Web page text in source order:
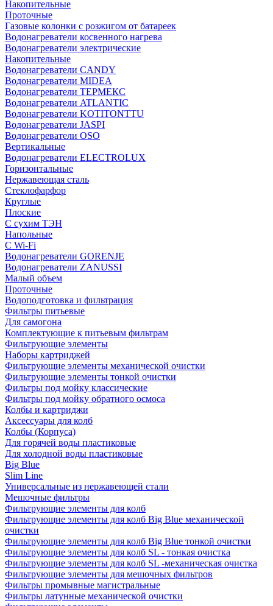
Накопительные
Проточные
Газовые колонки с розжигом от батареек
Водонагреватели косвенного нагрева
Водонагреватели электрические
Накопительные
Водонагреватели CANDY
Водонагреватели MIDEA
Водонагреватели ТЕРМЕКС
Водонагреватели ATLANTIC
Водонагреватели KOTITONTTU
Водонагреватели JASPI
Водонагреватели OSO
Вертикальные
Водонагреватели ELECTROLUX
Горизонтальные
Нержавеющая сталь
Стеклофарфор
Круглые
Плоские
С сухим ТЭН
Напольные
С Wi-Fi
Водонагреватели GORENJE
Водонагреватели ZANUSSI
Малый объем
Проточные
Водоподготовка и фильтрация
Фильтры питьевые
Для самогона
Комплектующие к питьевым фильтрам
Фильтрующие элементы
Наборы картриджей
Фильтрующие элементы механической очистки
Фильтрующие элементы тонкой очистки
Фильтры под мойку классические
Фильтры под мойку обратного осмоса
Колбы и картриджи
Аксессуары для колб
Колбы (Корпуса)
Для горячей воды пластиковые
Для холодной воды пластиковые
Big Blue
Slim Line
Универсальные из нержавеющей стали
Мешочные фильтры
Фильтрующие элементы для колб
Фильтрующие элементы для колб Big Blue механической
очистки
Фильтрующие элементы для колб Big Blue тонкой очистки
Фильтрующие элементы для колб SL - тонкая очистка
Фильтрующие элементы для колб SL -механическая очистка
Фильтрующие элементы для мешочных фильтров
Фильтры промывные магистральные
Фильтры латунные механической очистки